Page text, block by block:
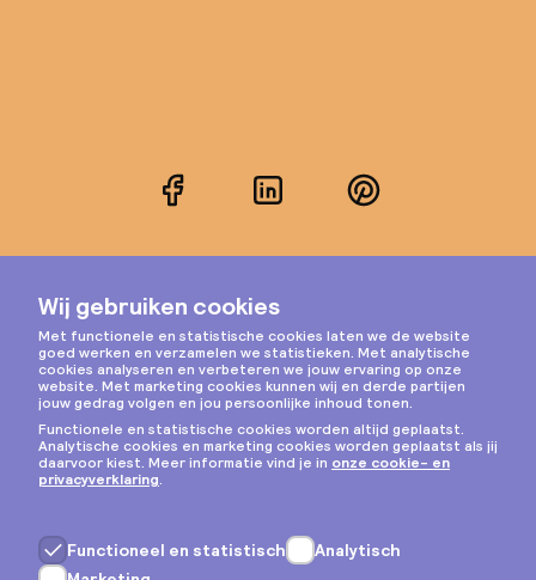
FacebookLinkedInPinterest
Instagram
Privacy & cookies
Algemene voorwaarden